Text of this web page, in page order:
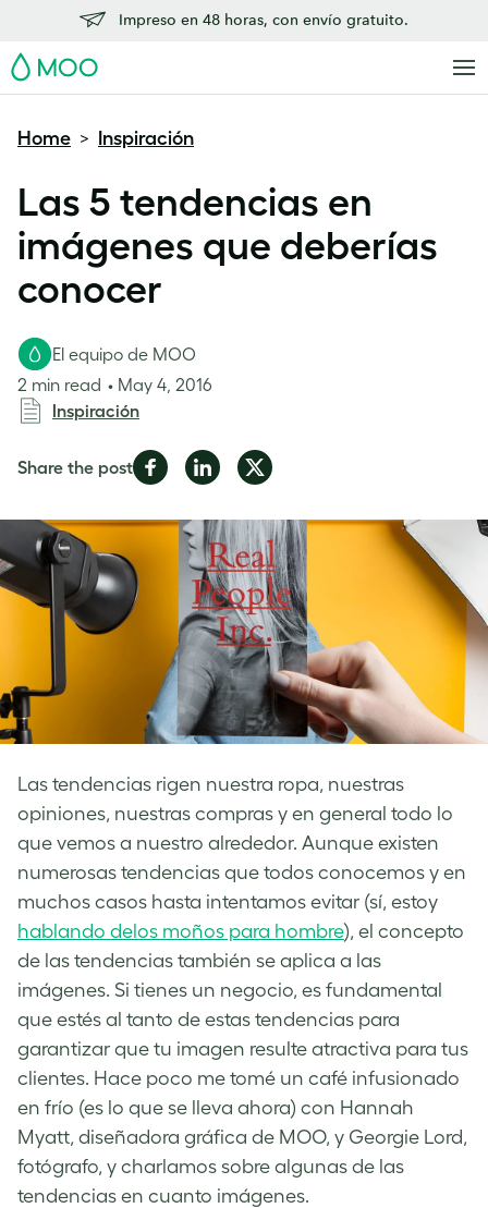
Impreso en 48 horas, con envío gratuito.
MOO
Home > Inspiración
Las 5 tendencias en
imágenes que deberías
conocer
El equipo de MOO
2 min read
May 4, 2016
Inspiración
Share the postShare
Facebook
Share
LinkedIn
Share
Twitter
Las tendencias rigen nuestra ropa, nuestras
opiniones, nuestras compras y en general todo lo
que vemos a nuestro alrededor. Aunque existen
numerosas tendencias que todos conocemos y en
muchos casos hasta intentamos evitar (sí, estoy
hablando delos moños para hombre), el concepto
de las tendencias también se aplica a las
imágenes. Si tienes un negocio, es fundamental
que estés al tanto de estas tendencias para
garantizar que tu imagen resulte atractiva para tus
clientes. Hace poco me tomé un café infusionado
en frío (es lo que se lleva ahora) con Hannah
Myatt, diseñadora gráfica de MOO, y Georgie Lord,
fotógrafo, y charlamos sobre algunas de las
tendencias en cuanto imágenes.